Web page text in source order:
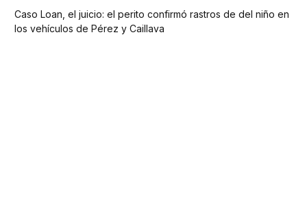
Caso Loan, el juicio: el perito confirmó rastros de del niño en
los vehículos de Pérez y Caillava